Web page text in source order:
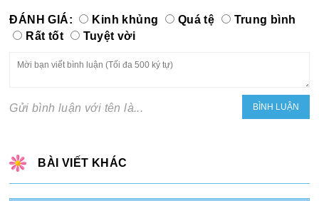
ĐÁNH GIÁ: Kinh khủng Quá tệ
Trung bình
Rất tốt
Tuyệt vời
Gửi bình luận với tên là...
BÀI VIẾT KHÁC